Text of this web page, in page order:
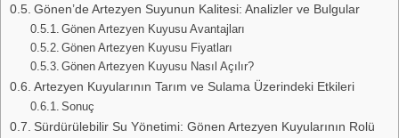
Gönen’de Artezyen Suyunun Kalitesi: Analizler ve Bulgular
Gönen Artezyen Kuyusu Avantajları
Gönen Artezyen Kuyusu Fiyatları
Gönen Artezyen Kuyusu Nasıl Açılır?
Artezyen Kuyularının Tarım ve Sulama Üzerindeki Etkileri
Sonuç
Sürdürülebilir Su Yönetimi: Gönen Artezyen Kuyularının Rolü